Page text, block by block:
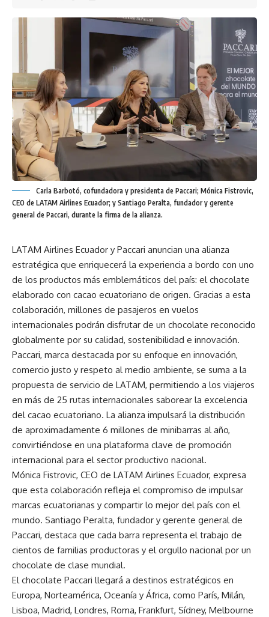
Carla Barbotó, cofundadora y presidenta de Paccari; Mónica Fistrovic,
CEO de LATAM Airlines Ecuador; y Santiago Peralta, fundador y gerente
general de Paccari, durante la firma de la alianza.
LATAM Airlines Ecuador y Paccari anuncian una alianza
estratégica que enriquecerá la experiencia a bordo con uno
de los productos más emblemáticos del país: el chocolate
elaborado con cacao ecuatoriano de origen. Gracias a esta
colaboración, millones de pasajeros en vuelos
internacionales podrán disfrutar de un chocolate reconocido
globalmente por su calidad, sostenibilidad e innovación.
Paccari, marca destacada por su enfoque en innovación,
comercio justo y respeto al medio ambiente, se suma a la
propuesta de servicio de LATAM, permitiendo a los viajeros
en más de 25 rutas internacionales saborear la excelencia
del cacao ecuatoriano. La alianza impulsará la distribución
de aproximadamente 6 millones de minibarras al año,
convirtiéndose en una plataforma clave de promoción
internacional para el sector productivo nacional.
Mónica Fistrovic, CEO de LATAM Airlines Ecuador, expresa
que esta colaboración refleja el compromiso de impulsar
marcas ecuatorianas y compartir lo mejor del país con el
mundo. Santiago Peralta, fundador y gerente general de
Paccari, destaca que cada barra representa el trabajo de
cientos de familias productoras y el orgullo nacional por un
chocolate de clase mundial.
El chocolate Paccari llegará a destinos estratégicos en
Europa, Norteamérica, Oceanía y África, como París, Milán,
Lisboa, Madrid, Londres, Roma, Frankfurt, Sídney, Melbourne